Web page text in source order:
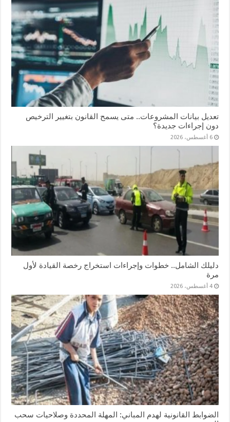
تعديل بيانات المشروعات.. متى يسمح القانون بتغيير الترخيص
دون إجراءات جديدة؟
6 أغسطس، 2026
دليلك الشامل.. خطوات وإجراءات استخراج رخصة القيادة لأول
مرة
4 أغسطس، 2026
الضوابط القانونية لهدم المباني: المهلة المحددة وصلاحيات سحب